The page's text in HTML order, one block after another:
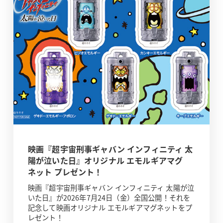
映画『超宇宙刑事ギャバン インフィニティ 太
陽が泣いた日』オリジナル エモルギアマグ
ネット プレゼント！
映画『超宇宙刑事ギャバン インフィニティ 太陽が泣
いた日』が2026年7月24日（金）全国公開！それを
記念して映画オリジナル エモルギアマグネットをプ
レゼント！